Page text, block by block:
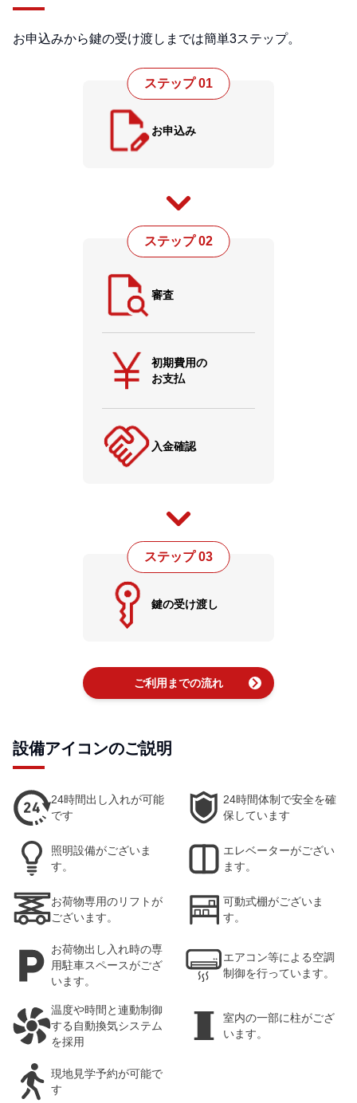
お申込みから鍵の受け渡しまでは簡単3ステップ。
ステップ 01
お申込み
ステップ 02
審査
初期費用の
お支払
入金確認
ステップ 03
鍵の受け渡し
ご利用までの流れ chevron_right
設備アイコンのご説明
24時間出し入れが可能
です
24時間体制で安全を確
保しています
照明設備がございま
す。
エレベーターがござい
ます。
お荷物専用のリフトが
ございます。
可動式棚がございま
す。
お荷物出し入れ時の専
用駐車スペースがござ
います。
エアコン等による空調
制御を行っています。
温度や時間と連動制御
する自動換気システム
を採用
室内の一部に柱がござ
います。
現地見学予約が可能で
す